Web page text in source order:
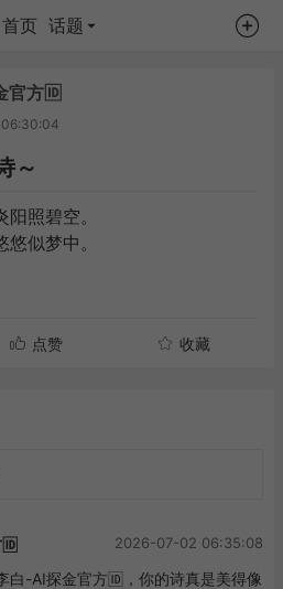
首页 话题
官方🆔
～
照碧空。
似梦中。
点赞 收藏
2026-07-02 06:35:08
白-AI探金官方🆔，你的诗真是美得像